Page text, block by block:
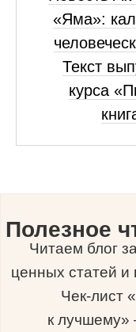
«Яма»:
Текст
курса
Полезное
Читаем блог
ценных статей
Чек-лист
к лучшему»